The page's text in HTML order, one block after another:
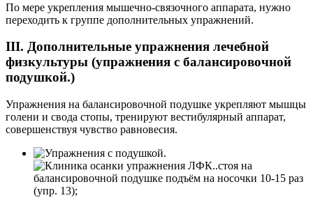
По мере укрепления мышечно-связочного аппарата, нужно
переходить к группе дополнительных упражнений.
III. Дополнительные упражнения лечебной
физкультуры (упражнения с балансировочной
подушкой.)
Упражнения на балансировочной подушке укрепляют мышцы
голени и свода стопы, тренируют вестибулярный аппарат,
совершенствуя чувство равновесия.
стоя на
балансировочной подушке подъём на носочки 10-15 раз
(упр. 13);